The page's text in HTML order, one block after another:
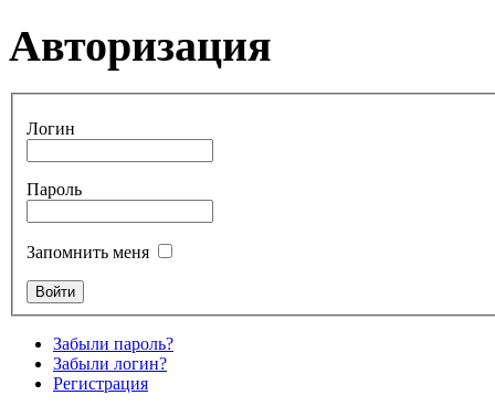
Авторизация
Логин
Пароль
Запомнить меня
Забыли пароль?
Забыли логин?
Регистрация